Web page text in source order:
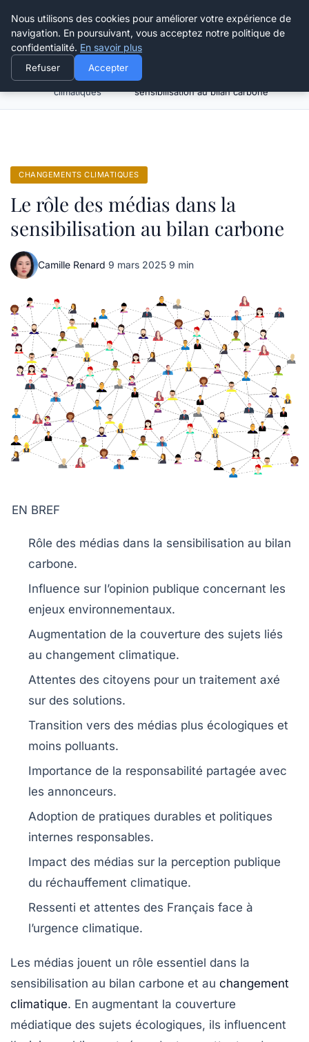
Happy Calyx Farmer
Changements
climatiques
Le rôle des médias dans la
sensibilisation au bilan carbone
CHANGEMENTS CLIMATIQUES
Le rôle des médias dans la
sensibilisation au bilan carbone
Camille Renard·9 mars 2025·9 min
EN BREF
Rôle des médias dans la sensibilisation au bilan
carbone.
Influence sur l’opinion publique concernant les
enjeux environnementaux.
Augmentation de la couverture des sujets liés
au changement climatique.
Attentes des citoyens pour un traitement axé
sur des solutions.
Transition vers des médias plus écologiques et
moins polluants.
Importance de la responsabilité partagée avec
les annonceurs.
Adoption de pratiques durables et politiques
internes responsables.
Impact des médias sur la perception publique
du réchauffement climatique.
Ressenti et attentes des Français face à
l’urgence climatique.
Les médias jouent un rôle essentiel dans la
sensibilisation au bilan carbone et au changement
climatique. En augmentant la couverture
médiatique des sujets écologiques, ils influencent
Nous utilisons des cookies pour améliorer votre expérience de
navigation. En poursuivant, vous acceptez notre politique de
confidentialité. En savoir plus
Refuser Accepter